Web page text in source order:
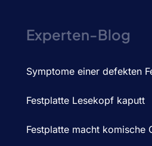
Experten-Blog
Symptome einer defekten
Festplatte Lesekopf kaputt
Festplatte macht komische